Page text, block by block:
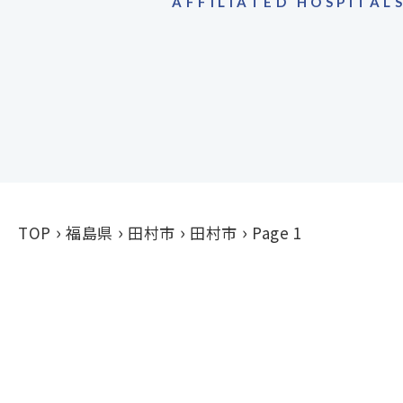
TOP 福島県 田村市 田村市 Page 1